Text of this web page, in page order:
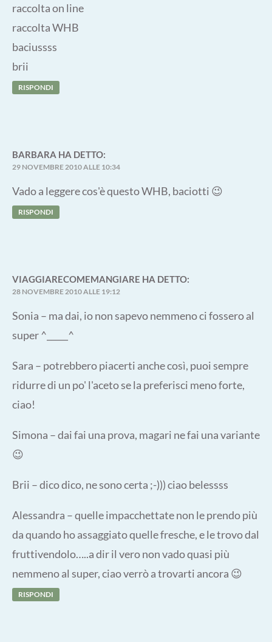
raccolta on line
raccolta WHB
baciussss
brii
RISPONDI
BARBARA HA DETTO:
29 NOVEMBRE 2010 ALLE 10:34
Vado a leggere cos'è questo WHB, baciotti 😉
RISPONDI
VIAGGIARECOMEMANGIARE HA DETTO:
28 NOVEMBRE 2010 ALLE 19:12
Sonia – ma dai, io non sapevo nemmeno ci fossero al
super ^_____^
Sara – potrebbero piacerti anche così, puoi sempre
ridurre di un po' l'aceto se la preferisci meno forte,
ciao!
Simona – dai fai una prova, magari ne fai una variante
😉
Brii – dico dico, ne sono certa ;-))) ciao belessss
Alessandra – quelle impacchettate non le prendo più
da quando ho assaggiato quelle fresche, e le trovo dal
fruttivendolo…..a dir il vero non vado quasi più
nemmeno al super, ciao verrò a trovarti ancora 😉
RISPONDI